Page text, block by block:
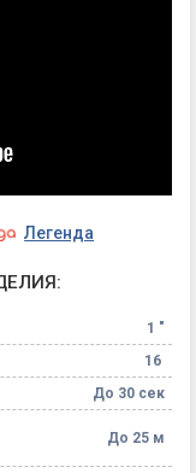
Легенда
1 "
16
До 30 сек
До 25 м